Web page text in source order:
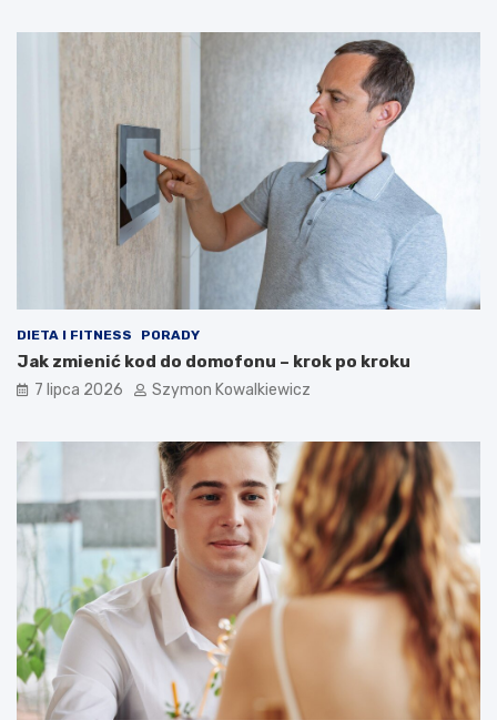
DIETA I FITNESS PORADY
Jak zmienić kod do domofonu – krok po kroku
7 lipca 2026 Szymon Kowalkiewicz